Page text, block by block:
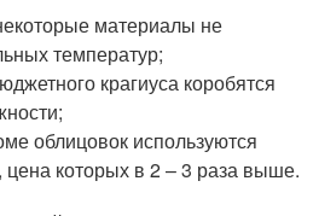
материалы не
температур;
крагиуса коробятся
облицовок используются
которых в 2 – 3 раза выше.